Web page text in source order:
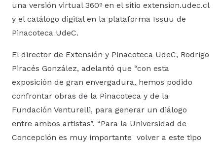
una versión virtual 360º en el sitio extension.udec.cl
y el catálogo digital en la plataforma Issuu de
Pinacoteca UdeC.
El director de Extensión y Pinacoteca UdeC, Rodrigo
Piracés González, adelantó que “con esta
exposición de gran envergadura, hemos podido
confrontar obras de la Pinacoteca y de la
Fundación Venturelli, para generar un diálogo
entre ambos artistas”. “Para la Universidad de
Concepción es muy importante volver a este tipo